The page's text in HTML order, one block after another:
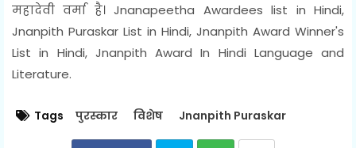
महादेवी वर्मा है। Jnanapeetha Awardees list in Hindi,
Jnanpith Puraskar List in Hindi, Jnanpith Award Winner's
List in Hindi, Jnanpith Award In Hindi Language and
Literature.
Tags पुरस्कार विशेष Jnanpith Puraskar